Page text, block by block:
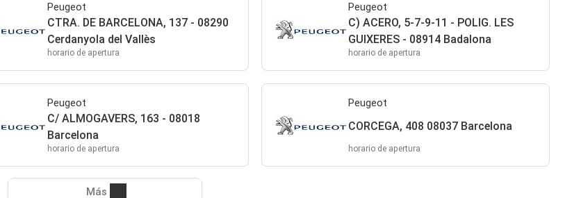
Peugeot
CTRA. DE BARCELONA, 137 - 08290
Cerdanyola del Vallès
horario de apertura
Peugeot
C) ACERO, 5-7-9-11 - POLIG. LES
GUIXERES - 08914 Badalona
horario de apertura
Peugeot
C/ ALMOGAVERS, 163 - 08018
Barcelona
horario de apertura
Peugeot
CORCEGA, 408 08037 Barcelona
horario de apertura
Más